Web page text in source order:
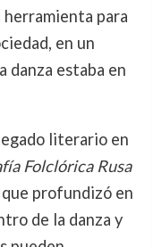
herramienta para
en un
danza estaba en
literario en
Folclórica Rusa
profundizó en
de la danza y